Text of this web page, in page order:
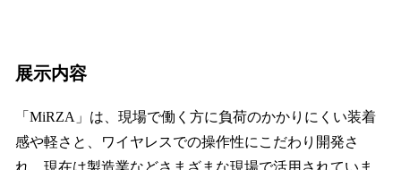
展示内容
「MiRZA」は、現場で働く方に負荷のかかりにくい装着
感や軽さと、ワイヤレスでの操作性にこだわり開発さ